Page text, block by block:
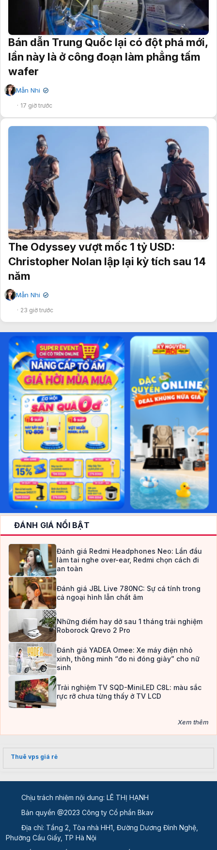
Bán dẫn Trung Quốc lại có đột phá mới,
lần này là ở công đoạn làm phẳng tấm
wafer
Mẫn Nhi ✔
17 giờ trước
The Odyssey vượt mốc 1 tỷ USD:
Christopher Nolan lập lại kỳ tích sau 14
năm
Mẫn Nhi ✔
23 giờ trước
ĐÁNH GIÁ NỔI BẬT
Đánh giá Redmi Headphones Neo: Lần đầu
làm tai nghe over-ear, Redmi chọn cách đi
an toàn
Đánh giá JBL Live 780NC: Sự cá tính trong
cả ngoại hình lẫn chất âm
Những điểm hay dở sau 1 tháng trải nghiệm
Roborock Qrevo 2 Pro
Đánh giá YADEA Omee: Xe máy điện nhỏ
xinh, thông minh “đo ni đóng giày” cho nữ
sinh
Trải nghiệm TV SQD-MiniLED C8L: màu sắc
rực rỡ chưa từng thấy ở TV LCD
Xem thêm
Thuê vps giá rẻ
Chịu trách nhiệm nội dung: LÊ THỊ HẠNH
Bản quyền @2023 Công ty Cổ phần Bkav
Địa chỉ: Tầng 2, Tòa nhà HH1, Đường Dương Đình Nghệ,
Phường Cầu Giấy, TP Hà Nội